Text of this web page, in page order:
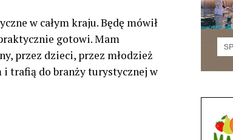
w całym kraju. Będę mówił
gotowi. Mam
przez dzieci, przez młodzież
trafią do branży turystycznej w